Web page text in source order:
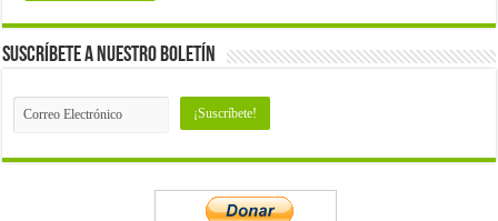
Suscríbete a nuestro Boletín